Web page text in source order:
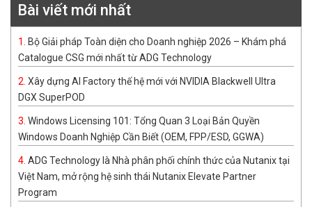
Bài viết mới nhất
Bộ Giải pháp Toàn diện cho Doanh nghiệp 2026 – Khám phá
Catalogue CSG mới nhất từ ADG Technology
Xây dựng AI Factory thế hệ mới với NVIDIA Blackwell Ultra
DGX SuperPOD
Windows Licensing 101: Tổng Quan 3 Loại Bản Quyền
Windows Doanh Nghiệp Cần Biết (OEM, FPP/ESD, GGWA)
ADG Technology là Nhà phân phối chính thức của Nutanix tại
Việt Nam, mở rộng hệ sinh thái Nutanix Elevate Partner
Program